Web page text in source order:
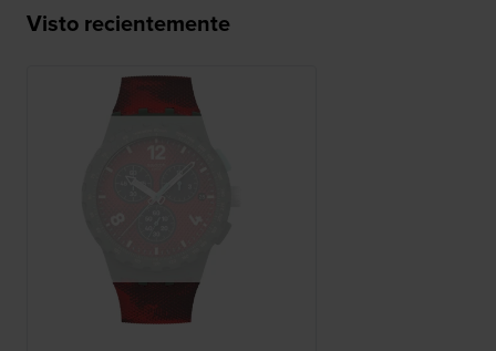
Visto recientemente